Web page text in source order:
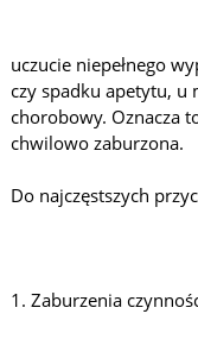
uczucie niepełnego
czy spadku apetytu, u
chorobowy. Oznacza
chwilowo zaburzona.
Do najczęstszych
1. Zaburzenia